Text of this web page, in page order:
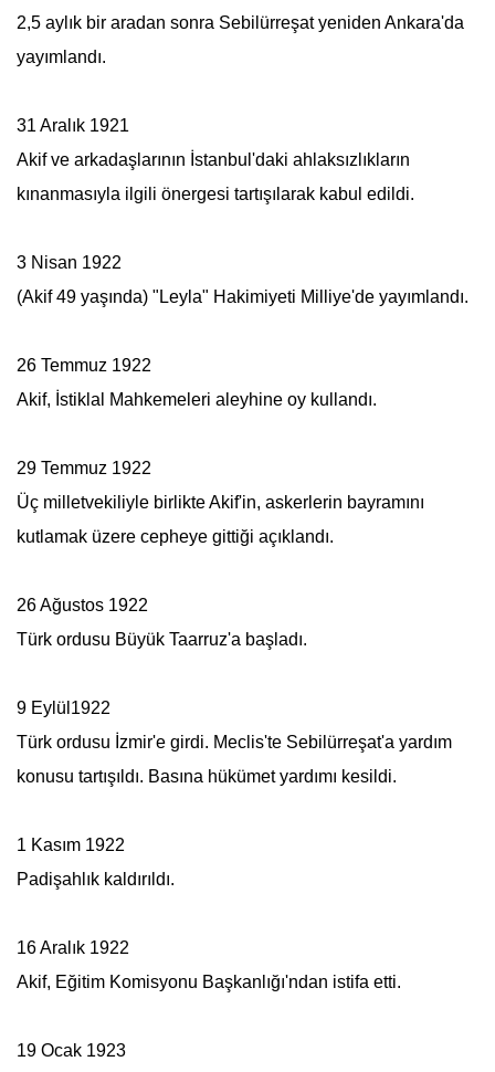
2,5 aylık bir aradan sonra Sebilürreşatyeniden Ankara'da
yayımlandı.
31 Aralık 1921
Akif ve arkadaşlarının İstanbul'daki ahlaksızlıkların
kınanmasıyla ilgili önergesi tartışılarak kabul edildi.
3 Nisan 1922
(Akif 49 yaşında) "Leyla" Hakimiyeti Milliye'de yayımlandı.
26 Temmuz 1922
Akif, İstiklal Mahkemeleri aleyhine oy kullandı.
29 Temmuz 1922
Üç milletvekiliyle birlikte Akif'in, askerlerin bayramını
kutlamak üzere cepheye gittiği açıklandı.
26 Ağustos 1922
Türk ordusu Büyük Taarruz'a başladı.
9 Eylül1922
Türk ordusu İzmir'e girdi. Meclis'te Sebilürreşat'a yardım
konusu tartışıldı. Basına hükümet yardımı kesildi.
1 Kasım 1922
Padişahlık kaldırıldı.
16 Aralık 1922
Akif, Eğitim Komisyonu Başkanlığı'ndan istifa etti.
19 Ocak 1923